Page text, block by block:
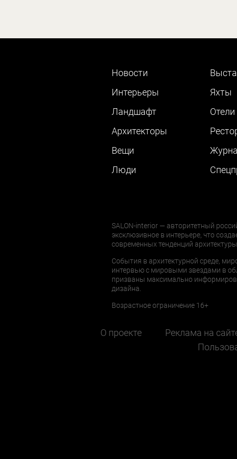
Новости
Интерьеры
Ландшафт
Архитекторы
Вещи
Люди
Яхты
Отели
SALON-interior — авторитетный
эксклюзивное в интерьере, что
современных тенденций
События в архитектурной среде,
интервью с мировыми звездами в
призваны максимально
дизайна.
Возрастное ограничение 16+
О проекте Реклама на